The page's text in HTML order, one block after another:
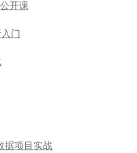
开课
门
据项目实战